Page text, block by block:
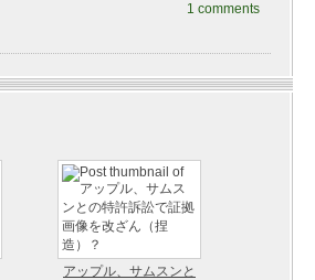
1 comments
アップル、サムスンと